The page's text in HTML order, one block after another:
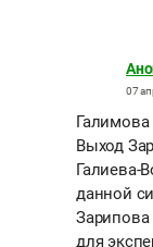
07
Галимова
Выход
Галиева-
данной
Зарипова
для